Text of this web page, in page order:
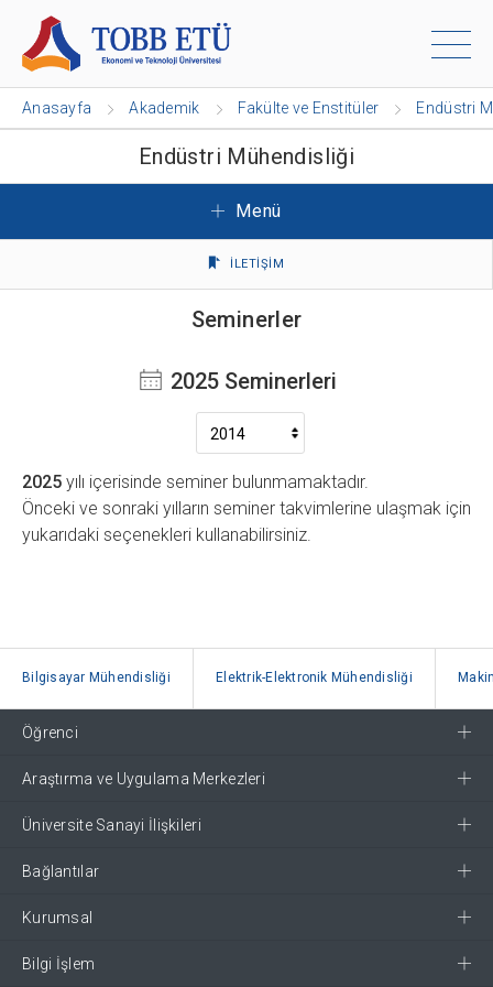
Anasayfa Akademik Fakülte ve Enstitüler Endüstri
Endüstri Mühendisliği
Menü
İLETİŞİM
Seminerler
2025 Seminerleri
2025 yılı içerisinde seminer bulunmamaktadır.
Önceki ve sonraki yılların seminer takvimlerine ulaşmak için
yukarıdaki seçenekleri kullanabilirsiniz.
Bilgisayar Mühendisliği Elektrik-Elektronik Mühendisliği
Öğrenci
Araştırma ve Uygulama Merkezleri
Üniversite Sanayi İlişkileri
Bağlantılar
Kurumsal
Bilgi İşlem